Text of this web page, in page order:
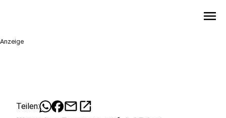
menu
Anzeige
Teilen: mailopen_in_new